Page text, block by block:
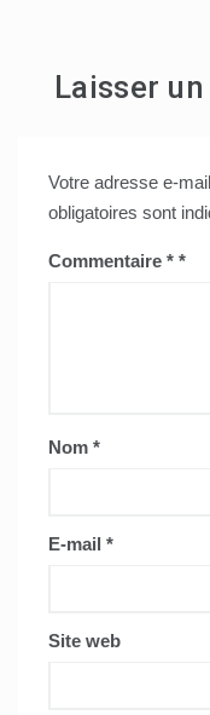
Laisser
Votre adresse e-
obligatoires sont
Commentaire *
Nom *
E-mail *
Site web